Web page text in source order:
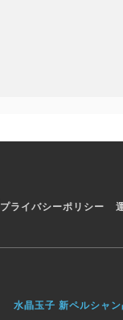
プライバシーポリシー
水晶玉子 新ペルシャ